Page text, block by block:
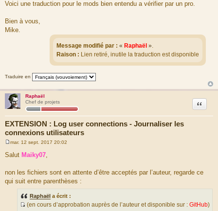
Voici une traduction pour le mods bien entendu a vérifier par un pro.
Bien à vous,
Mike.
Message modifié par : « Raphaël ».
Raison : Lien retiré, inutile la traduction est disponible
Traduire en
Raphaël
Chef de projets
EXTENSION : Log user connections - Journaliser les
connexions utilisateurs
Citation
e
s
g
e
mar. 12 sept. 2017 20:02
Salut Maiky07
non les fichiers sont en attente d’être acceptés par l’auteur, regarde ce
qui suit entre parenthèses :
Raphaël a écrit :
(en cours d’approbation auprès de l’auteur et disponible sur : GitHub)